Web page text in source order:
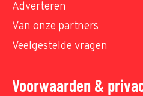
Adverteren
Van onze partners
Veelgestelde vragen
Voorwaarden &